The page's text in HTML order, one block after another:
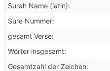
Surah Name (latin):
Sure Nummer:
gesamt Verse:
Wörter insgesamt:
Gesamtzahl der Zeichen: